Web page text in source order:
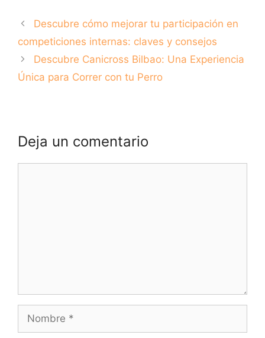
Descubre cómo mejorar tu participación en
competiciones internas: claves y consejos
Descubre Canicross Bilbao: Una Experiencia
Única para Correr con tu Perro
Deja un comentario